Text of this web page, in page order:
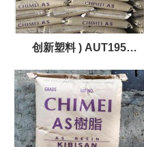
创新塑料 ) AUT195
BK1343M原厂原料